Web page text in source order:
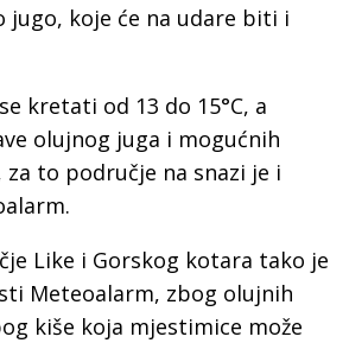
jugo, koje će na udare biti i
kretati od 13 do 15°C, a
olujnog juga i mogućnih
to područje na snazi je i
Like i Gorskog kotara tako je
Meteoalarm, zbog olujnih
kiše koja mjestimice može